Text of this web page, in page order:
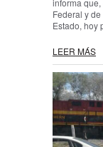
informa
Federal y
Estado, hoy
LEER MÁS